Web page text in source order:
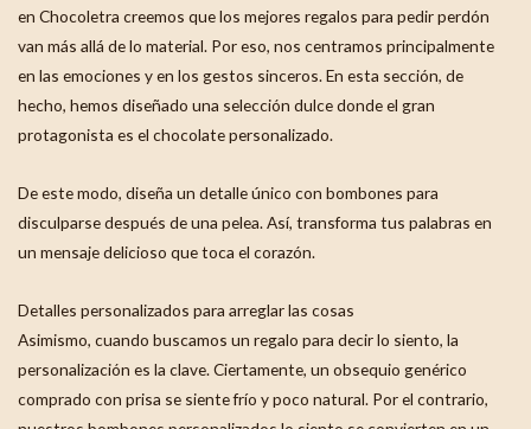
en Chocoletra creemos que los mejores regalos para pedir perdón
van más allá de lo material. Por eso, nos centramos principalmente
en las emociones y en los gestos sinceros. En esta sección, de
hecho, hemos diseñado una selección dulce donde el gran
protagonista es el chocolate personalizado.
De este modo, diseña un detalle único con bombones para
disculparse después de una pelea. Así, transforma tus palabras en
un mensaje delicioso que toca el corazón.
Detalles personalizados para arreglar las cosas
Asimismo, cuando buscamos un regalo para decir lo siento, la
personalización es la clave. Ciertamente, un obsequio genérico
comprado con prisa se siente frío y poco natural. Por el contrario,